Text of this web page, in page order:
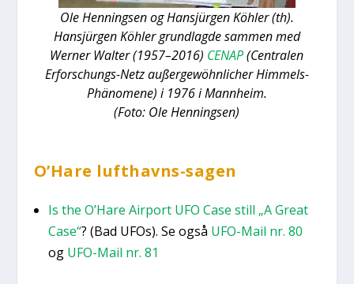
Ole Hen­nings­en og Hansjür­gen Köh­ler (th).
Hansjür­gen Köh­ler grund­lag­de sam­men med
Wer­ner Wal­ter (1957–2016) CENAP(Cen­tra­len
Erfors­chungs-Netz außer­gewöhn­li­cher Him­mels-
Phä­no­me­ne) i 1976 i Mann­heim.
(Foto: Ole Hen­nings­en)
O’Ha­re luft­havns-sagen
Is the O’Ha­re Air­port UFO Case still „A Gre­at
Case“? (Bad UFOs). Se også UFO-Mail nr. 80
og UFO-Mail nr. 81